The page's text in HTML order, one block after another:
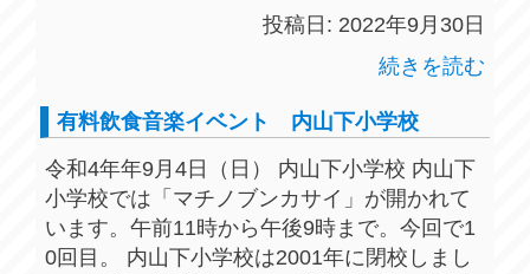
投稿日: 2022年9月30日
続きを読む
有料飲食音楽イベント 内山下小学校
令和4年年9月4日（日） 内山下小学校 内山下
小学校では「マチノブンカサイ」が開かれて
います。午前11時から午後9時まで。今回で1
0回目。 内山下小学校は2001年に閉校しまし